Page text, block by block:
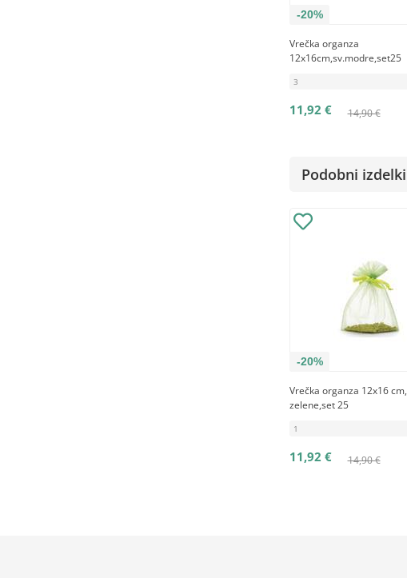
-20%
Vrečka organza
12x16cm,sv.modre,set25
3
14,90 €
11,92 €
Podobni
-20%
Vrečka organza 12x16 cm,
zelene,set 25
1
14,90 €
11,92 €